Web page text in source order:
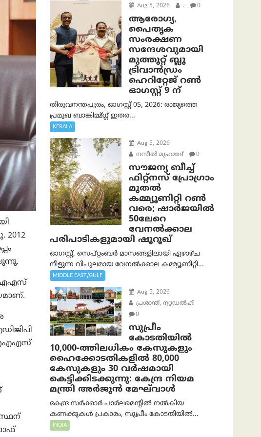
ഐഎഎസ്
ഓഫ്
Aug 5, 2026 . 0
ആരോഗ്യ,
പൈതൃക
സംരക്ഷണ
സന്ദേശവുമായി
മുത്തൂറ്റ് ബ്ലൂ
ട്രിവാൻഡ്രം
ഹെറിറ്റേജ് റൺ
ഓഗസ്റ്റ് 9 ന്
തിരുവനന്തപുരം, ഓഗസ്റ്റ് 05, 2026: രാജ്യത്തെ
പ്രമുഖ ബാങ്കിമ്മ്ഗ്ഗ് ഇതര...
KERALA
Aug 5, 2026
നസീല്‍ മുഹമ്മദ്
0
സൗജന്യ ബീച്ച്
ഫിറ്റ്നസ് പ്രോ​ഗ്രാം
മുതൽ
കമ്മ്യൂണിറ്റി റൺ
വരെ; ഷാർജയിൽ
50ലേറെ
വേനൽക്കാല
പരിപാടികളുമായി ഷൂറൂഖ്
ഓഗസ്റ്റ്, സെപ്റ്റംബർ മാസങ്ങളിലായി ഏഴാഴ്ച
നീളുന്ന വിപുലമായ വേനൽക്കാല കമ്മ്യൂണിറ്റി...
MIDDLE EAST/GULF
Aug 5, 2026
പ്രശാന്ത്, ന്യൂഡല്‍ഹി
0
സുപ്രീം
കോടതിയിൽ
10,000-ത്തിലധികം കേസുകളും
ഹൈക്കോടതികളിൽ 80,000
കേസുകളും 30 വർഷമായി
കെട്ടിക്കിടക്കുന്നു: കേന്ദ്ര നിയമ
മന്ത്രി അര്‍ജുന്‍ മേഘ്‌വാള്‍
കേന്ദ്ര സർക്കാർ പാർലമെന്റിൽ നൽകിയ
കണക്കുകൾ പ്രകാരം, സുപ്രീം കോടതിയിൽ...
INDIA